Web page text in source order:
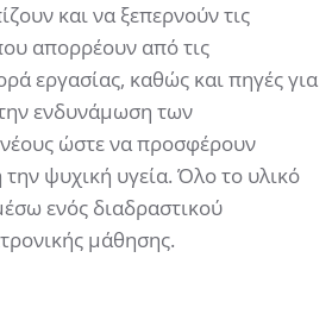
και να ξεπερνούν τις
απορρέουν από τις
εργασίας, καθώς και πηγές για
ενδυνάμωση των
ώστε να προσφέρουν
ψυχική υγεία. Όλο το υλικό
ενός διαδραστικού
μάθησης.